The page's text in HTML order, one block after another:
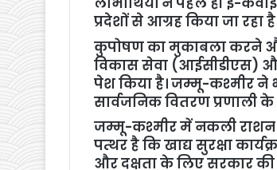
प्रदेशों से आग्रह किया जा रहा
कुपोषण का मुकाबला करने
विकास सेवा (आईसीडीएस)
पेश किया है। जम्मू-कश्मीर ने
सार्वजनिक वितरण प्रणाली
जम्मू-कश्मीर में नकली राशन
पत्थर है कि खाद्य सुरक्षा
और दक्षता के लिए सरकार की